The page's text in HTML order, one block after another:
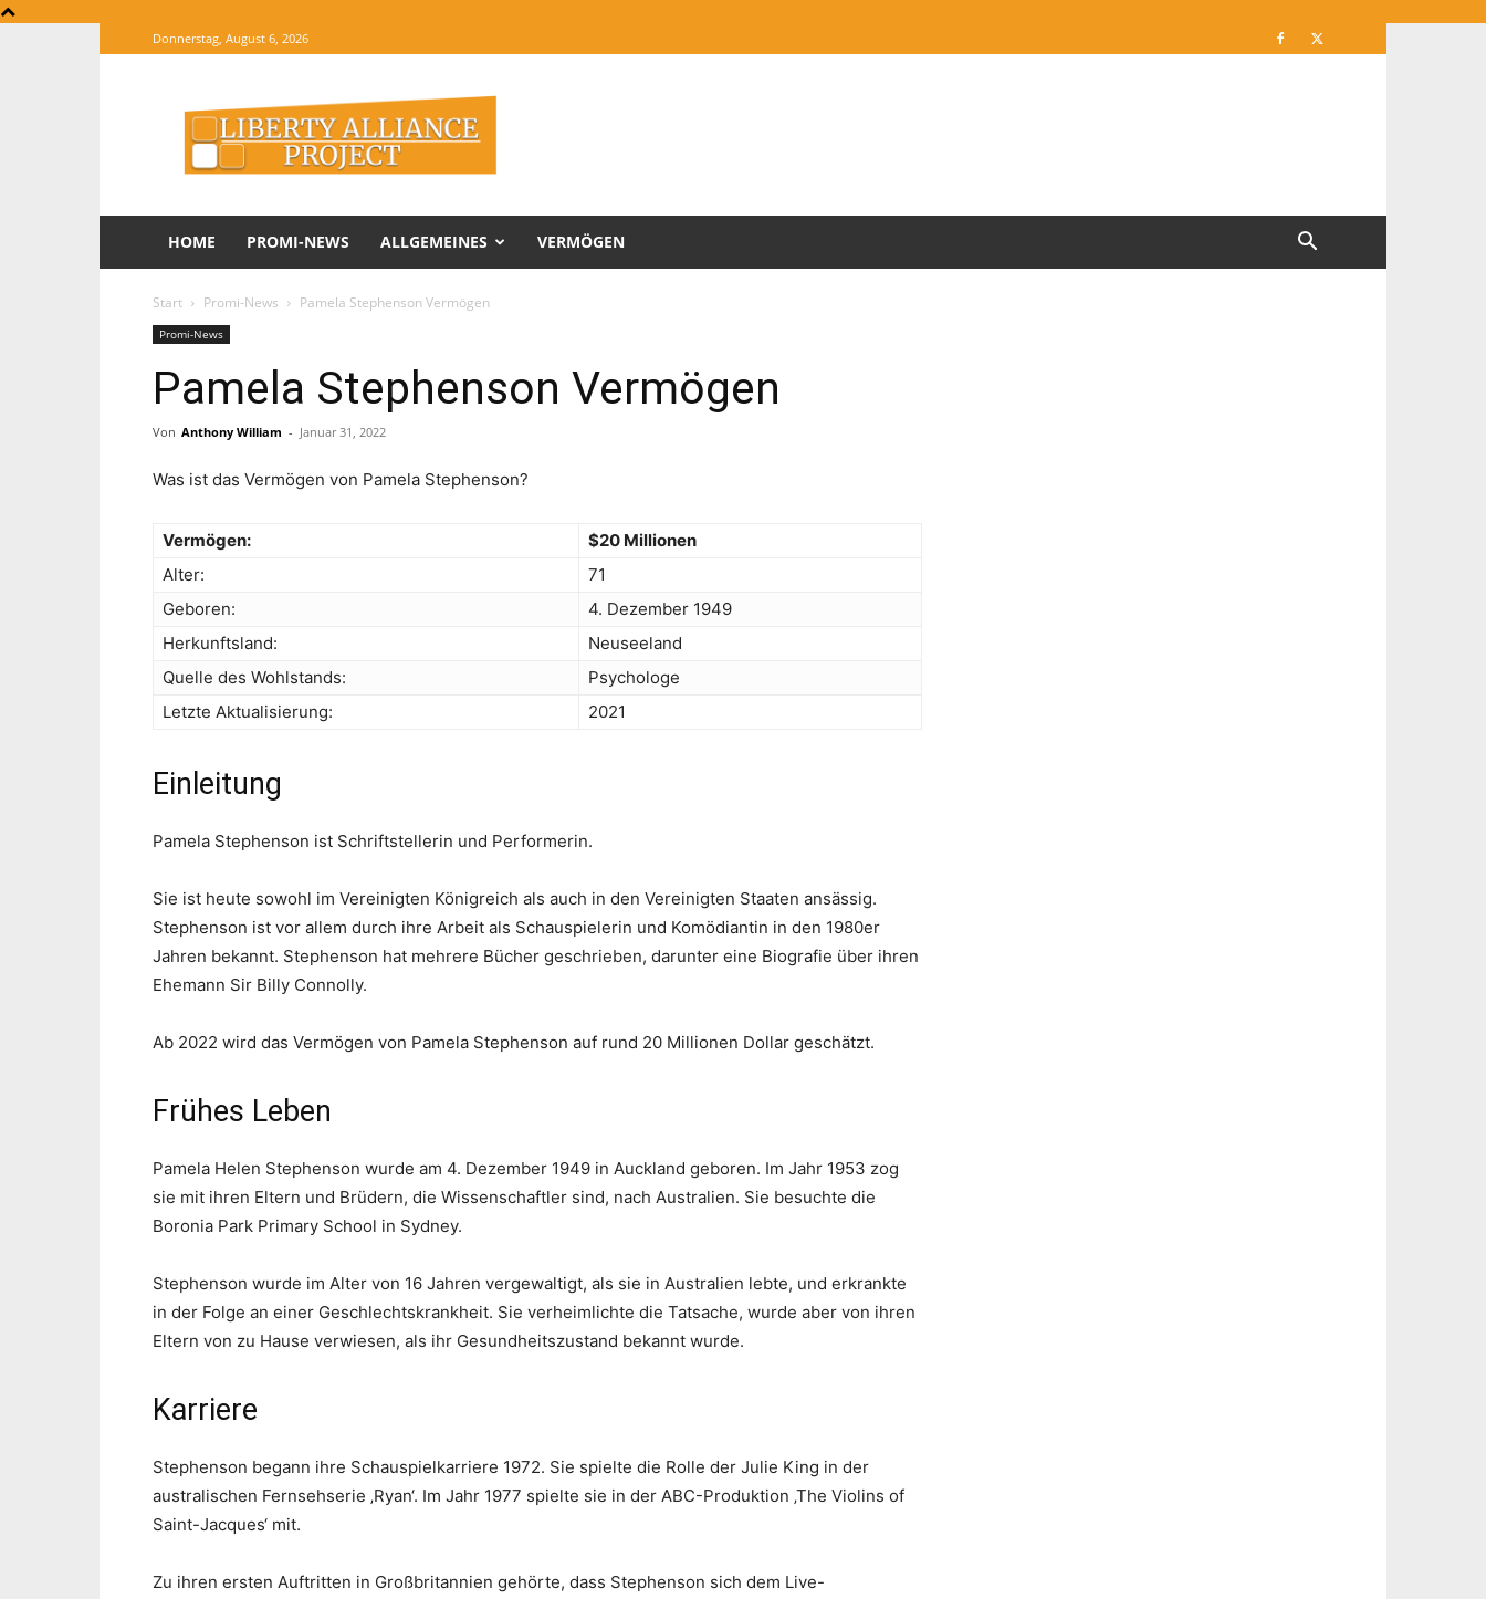
Donnerstag, August 6, 2026
Website
of
Informations
HOME PROMI-NEWS ALLGEMEINES VERMÖGEN
Start Promi-News Pamela Stephenson Vermögen
Promi-News
Pamela Stephenson Vermögen
Von Anthony William - Januar 31, 2022
Was ist das Vermögen von Pamela Stephenson?
Vermögen:
$20 Millionen
Alter:
71
Geboren:
4. Dezember 1949
Herkunftsland:
Neuseeland
Quelle des Wohlstands:
Psychologe
Letzte Aktualisierung:
2021
Einleitung
Pamela Stephenson ist Schriftstellerin und Performerin.
Sie ist heute sowohl im Vereinigten Königreich als auch in den Vereinigten Staaten ansässig.
Stephenson ist vor allem durch ihre Arbeit als Schauspielerin und Komödiantin in den 1980er
Jahren bekannt. Stephenson hat mehrere Bücher geschrieben, darunter eine Biografie über ihren
Ehemann Sir Billy Connolly.
Ab 2022 wird das Vermögen von Pamela Stephenson auf rund 20 Millionen Dollar geschätzt.
Frühes Leben
Pamela Helen Stephenson wurde am 4. Dezember 1949 in Auckland geboren. Im Jahr 1953 zog
sie mit ihren Eltern und Brüdern, die Wissenschaftler sind, nach Australien. Sie besuchte die
Boronia Park Primary School in Sydney.
Stephenson wurde im Alter von 16 Jahren vergewaltigt, als sie in Australien lebte, und erkrankte
in der Folge an einer Geschlechtskrankheit. Sie verheimlichte die Tatsache, wurde aber von ihren
Eltern von zu Hause verwiesen, als ihr Gesundheitszustand bekannt wurde.
Karriere
Stephenson begann ihre Schauspielkarriere 1972. Sie spielte die Rolle der Julie King in der
australischen Fernsehserie ‚Ryan‘. Im Jahr 1977 spielte sie in der ABC-Produktion ‚The Violins of
Saint-Jacques‘ mit.
Zu ihren ersten Auftritten in Großbritannien gehörte, dass Stephenson sich dem Live-